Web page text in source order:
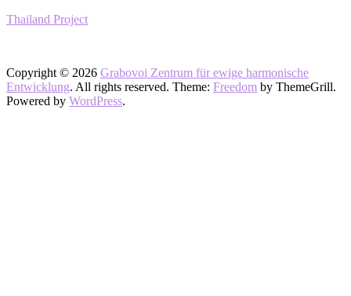
Thailand Project
Copyright © 2026 Grabovoi Zentrum für ewige harmonische
Entwicklung. All rights reserved. Theme: Freedom by ThemeGrill.
Powered by WordPress.